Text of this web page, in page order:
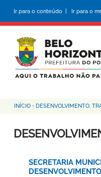
conteúdo
principal
Ir para o conteúdo | Ir para o
Trilha
de
INÍCIO - DESENVOLVIMENTO,
SECRETARIA